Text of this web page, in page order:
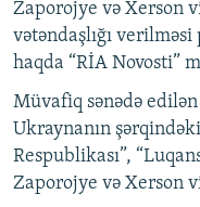
Zaporojye və Xerson
vətəndaşlığı
haqda “RİA Novosti”
Müvafiq sənədə
Ukraynanın
Respublikası”,
Zaporojye və Xerson